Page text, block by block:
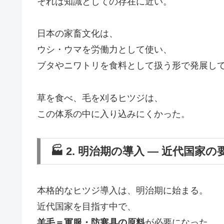
日本の家畜文化は、
ウシ・ウマを労働力として使い、
ブタやニワトリを食料として扱う形で発展して
草を食べ、毛を刈るヒツジは、
この体系の中に入り込みにくかった。
🏭 2. 明治期の導入 ― 近代国家の
本格的なヒツジ導入は、明治期に始まる。
近代国家を目指す中で、